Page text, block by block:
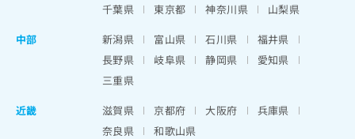
千葉県
東京都 神奈川県
山梨県
中部
新潟県 富山県 石川県
福井県
長野県
岐阜県 静岡県
愛知県
三重県
近畿
滋賀県 京都府 大阪府
兵庫県
奈良県
和歌山県